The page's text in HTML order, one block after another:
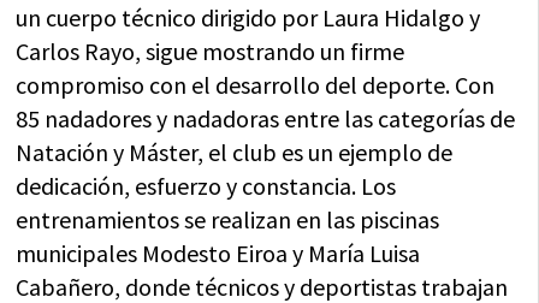
un cuerpo técnico dirigido por Laura Hidalgo y
Carlos Rayo, sigue mostrando un firme
compromiso con el desarrollo del deporte. Con
85 nadadores y nadadoras entre las categorías de
Natación y Máster, el club es un ejemplo de
dedicación, esfuerzo y constancia. Los
entrenamientos se realizan en las piscinas
municipales Modesto Eiroa y María Luisa
Cabañero, donde técnicos y deportistas trabajan